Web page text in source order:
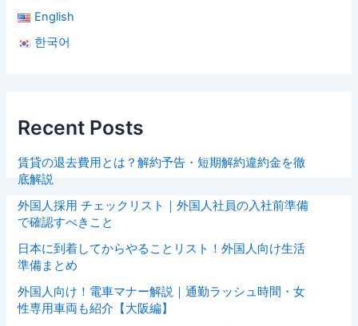
English
한국어
Recent Posts
賃貸の退去費用とは？解約予告・短期解約違約金を徹
底解説
外国人採用 チェックリスト｜外国人社員の入社前準備
で確認すべきこと
日本に到着してからやることリスト！外国人向け生活
準備まとめ
外国人向け！電車マナー解説｜通勤ラッシュ時間・女
性専用車両も紹介【大阪編】